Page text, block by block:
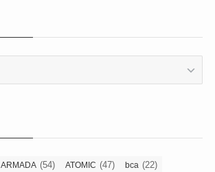
ARMADA (54) ATOMIC (47) bca (22)